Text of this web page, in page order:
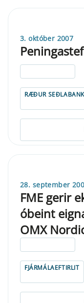
3. október 2007
RÆÐUR
28. september
FME gerir
óbeint
OMX
FJÁRMÁLAEFTIRLIT